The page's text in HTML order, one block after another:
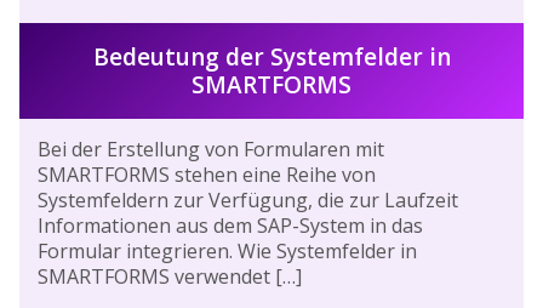
Bedeutung der Systemfelder in
SMARTFORMS
Bei der Erstellung von Formularen mit
SMARTFORMS stehen eine Reihe von
Systemfeldern zur Verfügung, die zur Laufzeit
Informationen aus dem SAP-System in das
Formular integrieren. Wie Systemfelder in
SMARTFORMS verwendet […]